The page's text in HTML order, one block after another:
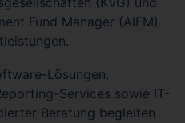
Fund Manager (AIFM)
Lösungen,
Services sowie IT-
Beratung begleiten